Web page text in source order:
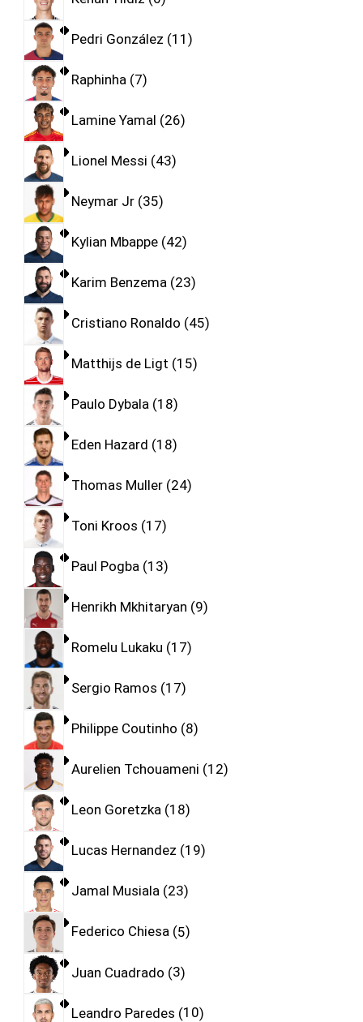
Pedri González 11
Raphinha 7
Lamine Yamal 26
Lionel Messi 43
Neymar Jr 35
Kylian Mbappe 42
Karim Benzema 23
Cristiano Ronaldo 45
Matthijs de Ligt 15
Paulo Dybala 18
Eden Hazard 18
Thomas Muller 24
Toni Kroos 17
Paul Pogba 13
Henrikh Mkhitaryan 9
Romelu Lukaku 17
Sergio Ramos 17
Philippe Coutinho 8
Aurelien Tchouameni 12
Leon Goretzka 18
Lucas Hernandez 19
Jamal Musiala 23
Federico Chiesa 5
Juan Cuadrado 3
Leandro Paredes 10